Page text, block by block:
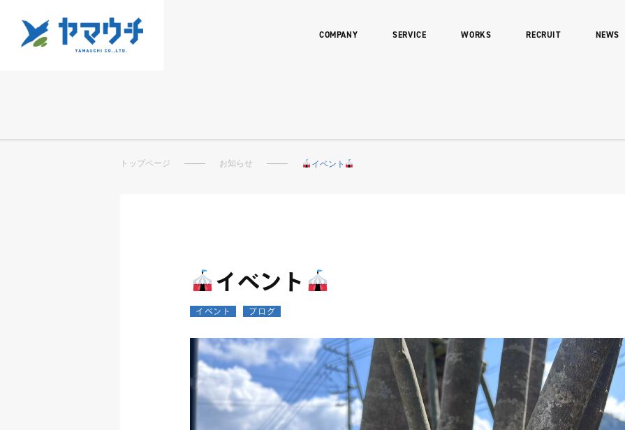
COMPANY SERVICE WORKS RECRUIT NEWS
トップページ お知らせ イベント
イベント
イベント ブログ